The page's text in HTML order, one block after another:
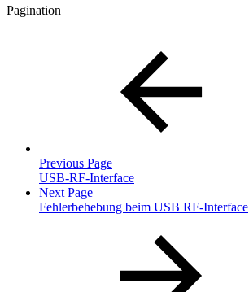
Pagination
Previous Page
USB-RF-Interface
Next Page
Fehlerbehebung beim USB RF-Interface